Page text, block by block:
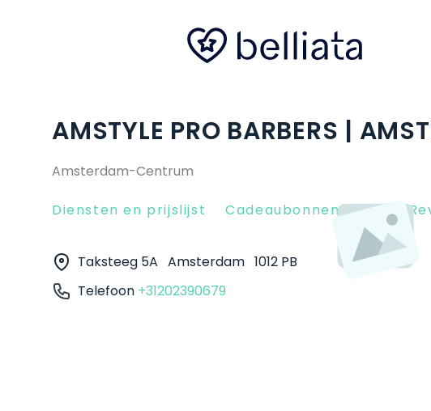
AMSTYLE PRO BARBERS |
Amsterdam-Centrum
Diensten en prijslijst Cadeaubonnen Client
Taksteeg 5A Amsterdam 1012 PB
Telefoon +31202390679